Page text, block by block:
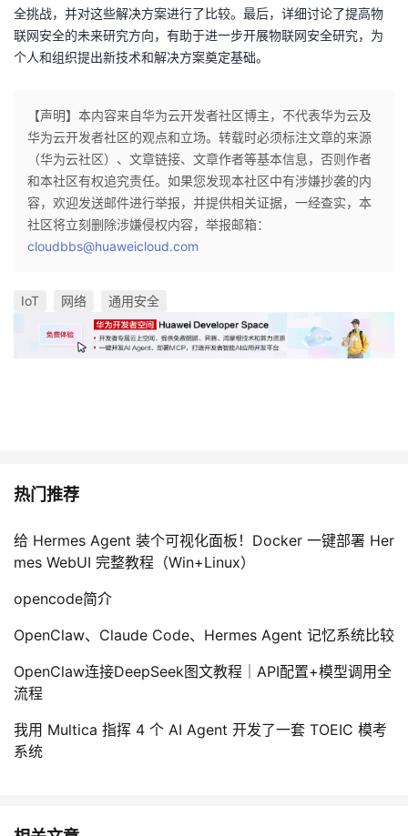
全挑战，并对这些解决方案进行了比较。最后，详细讨论了提高物
联网安全的未来研究方向，有助于进一步开展物联网安全研究，为
个人和组织提出新技术和解决方案奠定基础。
【声明】本内容来自华为云开发者社区博主，不代表华为云及
华为云开发者社区的观点和立场。转载时必须标注文章的来源
（华为云社区）、文章链接、文章作者等基本信息，否则作者
和本社区有权追究责任。如果您发现本社区中有涉嫌抄袭的内
容，欢迎发送邮件进行举报，并提供相关证据，一经查实，本
社区将立刻删除涉嫌侵权内容，举报邮箱：
cloudbbs@huaweicloud.com
IoT 网络 通用安全
热门推荐
给 Hermes Agent 装个可视化面板！Docker 一键部署 Her
mes WebUI 完整教程（Win+Linux）
opencode简介
OpenClaw、Claude Code、Hermes Agent 记忆系统比较
OpenClaw连接DeepSeek图文教程｜API配置+模型调用全
流程
我用 Multica 指挥 4 个 AI Agent 开发了一套 TOEIC 模考
系统